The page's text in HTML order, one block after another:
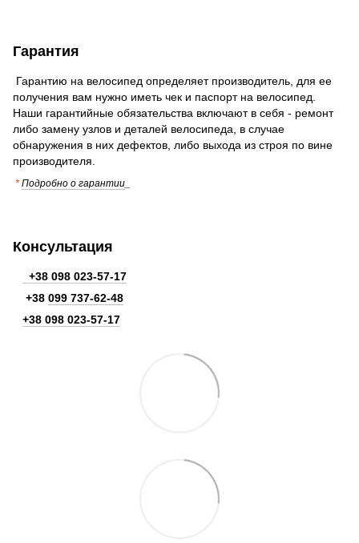
Гарантия
Гарантию на велосипед определяет производитель, для ее
получения вам нужно иметь чек и паспорт на велосипед.
Наши гарантийные обязательства включают в себя - ремонт
либо замену узлов и деталей велосипеда, в случае
обнаружения в них дефектов, либо выхода из строя по вине
производителя.
* Подробно о гарантии
Консультация
+38 098 023-57-17
+38 099 737-62-48
+38 098 023-57-17